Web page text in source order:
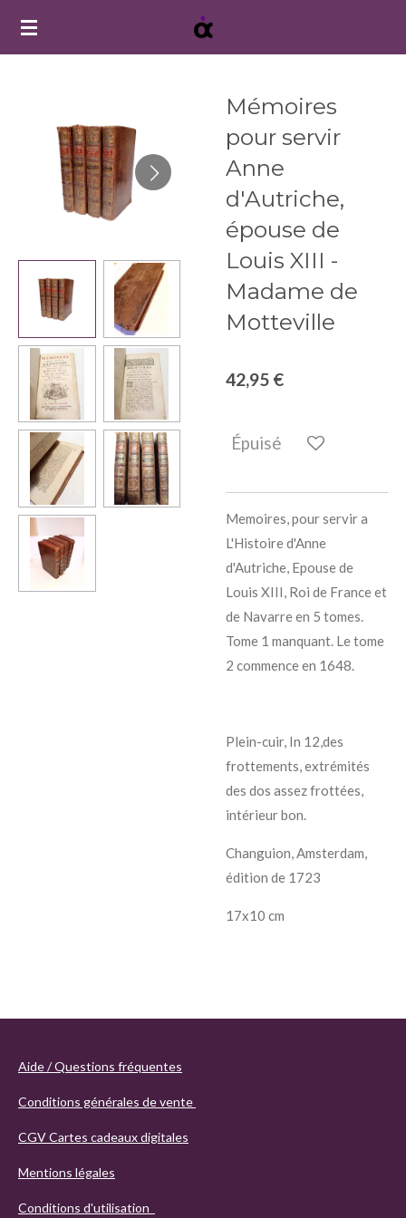
Passer
Mémoires
pour servir
Anne
d'Autriche,
épouse de
Louis XIII -
Madame de
Motteville
42,95 €
Épuisé
Memoires, pour servir a
L'Histoire d'Anne
d'Autriche, Epouse de
Louis XIII, Roi de France et
de Navarre en 5 tomes.
Tome 1 manquant. Le tome
2 commence en 1648.
Plein-cuir, In 12,des
frottements, extrémités
des dos assez frottées,
intérieur bon.
Changuion, Amsterdam,
édition de 1723
17x10 cm
Aide / Questions fréquentes
Conditions générales de vente
CGV Cartes cadeaux digitales
Mentions légales
Conditions d'utilisation